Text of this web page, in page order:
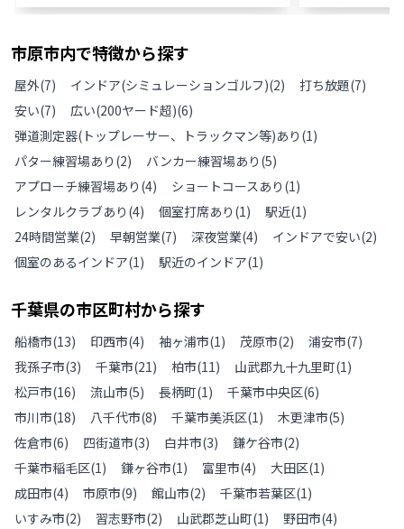
市原市内で特徴から探す
屋外(7) インドア(シミュレーションゴルフ)(2) 打ち放題(7)
安い(7) 広い(200ヤード超)(6)
弾道測定器(トップレーサー、トラックマン等)あり (1)
パター練習場あり (2) バンカー練習場あり (5)
アプローチ練習場あり (4) ショートコースあり (1)
レンタルクラブあり (4) 個室打席あり (1) 駅近(1)
24時間営業(2) 早朝営業(7) 深夜営業(4) インドアで安い(2)
個室のあるインドア(1) 駅近のインドア(1)
千葉県の市区町村から探す
船橋市(13) 印西市(4) 袖ヶ浦市(1) 茂原市(2) 浦安市(7)
我孫子市(3) 千葉市(21) 柏市(11) 山武郡九十九里町(1)
松戸市(16) 流山市(5) 長柄町(1) 千葉市中央区(6)
市川市(18) 八千代市(8) 千葉市美浜区(1) 木更津市(5)
佐倉市(6) 四街道市(3) 白井市(3) 鎌ケ谷市(2)
千葉市稲毛区(1) 鎌ヶ谷市(1) 富里市(4) 大田区(1)
成田市(4) 市原市(9) 館山市(2) 千葉市若葉区(1)
いすみ市(2) 習志野市(2) 山武郡芝山町(1) 野田市(4)